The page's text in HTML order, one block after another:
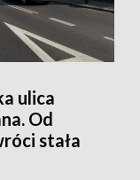
ulica
Od
stała